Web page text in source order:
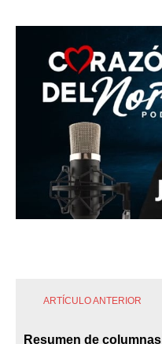
ARTÍCULO ANTERIOR
Resumen de columnas